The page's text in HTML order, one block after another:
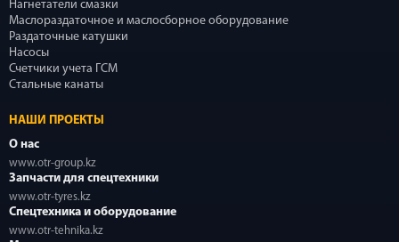
Нагнетатели смазки
Маслораздаточное и маслосборное оборудование
Раздаточные катушки
Насосы
Счетчики учета ГСМ
Стальные канаты
НАШИ ПРОЕКТЫ
О нас
www.otr-group.kz
Запчасти для спецтехники
www.otr-tyres.kz
Спецтехника и оборудование
www.otr-tehnika.kz